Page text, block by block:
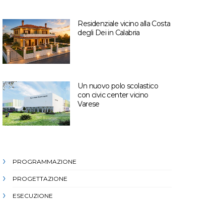
Residenziale vicino alla Costa
degli Dei in Calabria
Un nuovo polo scolastico
con civic center vicino
Varese
PROGRAMMAZIONE
PROGETTAZIONE
ESECUZIONE